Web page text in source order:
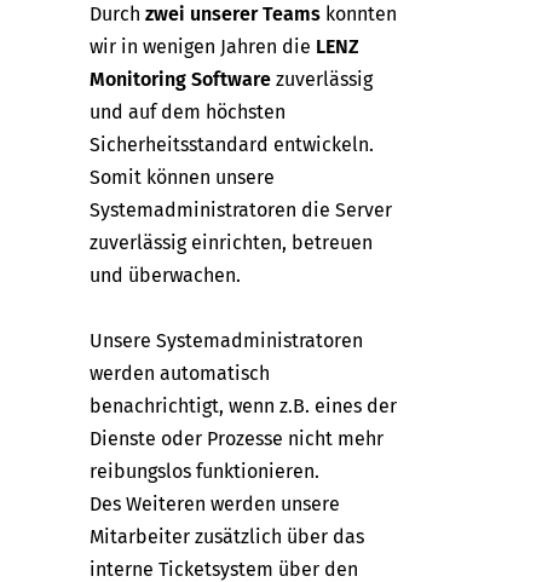
Durch zwei unserer Teams konnten
wir in wenigen Jahren die LENZ
Monitoring Software zuverlässig
und auf dem höchsten
Sicherheitsstandard entwickeln.
Somit können unsere
Systemadministratoren die Server
zuverlässig einrichten, betreuen
und überwachen.
Unsere Systemadministratoren
werden automatisch
benachrichtigt, wenn z.B. eines der
Dienste oder Prozesse nicht mehr
reibungslos funktionieren.
Des Weiteren werden unsere
Mitarbeiter zusätzlich über das
interne Ticketsystem über den